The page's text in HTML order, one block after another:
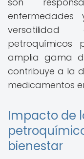
petroquímicos
amplia gama
contribuye a la
medicamentos
Impacto de
bienestar